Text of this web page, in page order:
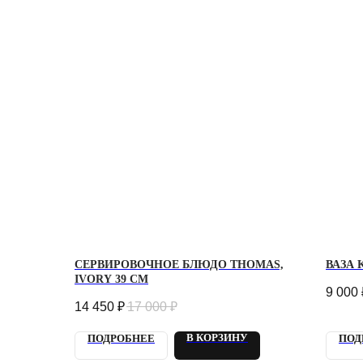
СЕРВИРОВОЧНОЕ БЛЮДО THOMAS,
IVORY 39 СМ
14 450 ₽17 000 ₽
ПОДРОБНЕЕ В КОРЗИНУ
ВАЗА
9 000